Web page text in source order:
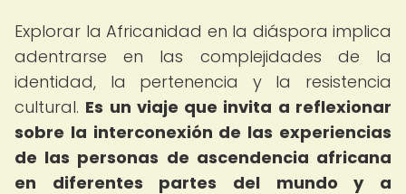
Explorar la Africanidad en la diáspora implica
adentrarse en las complejidades de la
identidad, la pertenencia y la resistencia
cultural. Es un viaje que invita a reflexionar
sobre la interconexión de las experiencias
de las personas de ascendencia africana
en diferentes partes del mundo y a